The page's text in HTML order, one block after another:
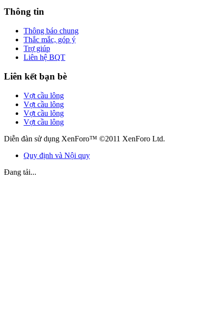
Thông tin
Thông báo chung
Thắc mắc, góp ý
Trợ giúp
Liên hệ BQT
Liên kết bạn bè
Vợt cầu lông
Vợt cầu lông
Vợt cầu lông
Vợt cầu lông
Diễn đàn sử dụng XenForo™ ©2011 XenForo Ltd.
Quy định và Nội quy
Đang tải...